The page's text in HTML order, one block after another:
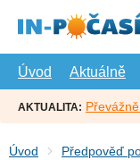
hlavní
Úvod
Aktuálně
AKTUALITA:
Úvod Předpověď